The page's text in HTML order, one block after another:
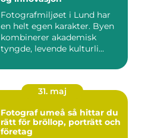
Fotografmiljøet i Lund har
en helt egen karakter. Byen
kombinerer akademisk
tyngde, levende kulturli...
31. maj
Fotograf umeå så hittar du
rätt för bröllop, porträtt och
företag